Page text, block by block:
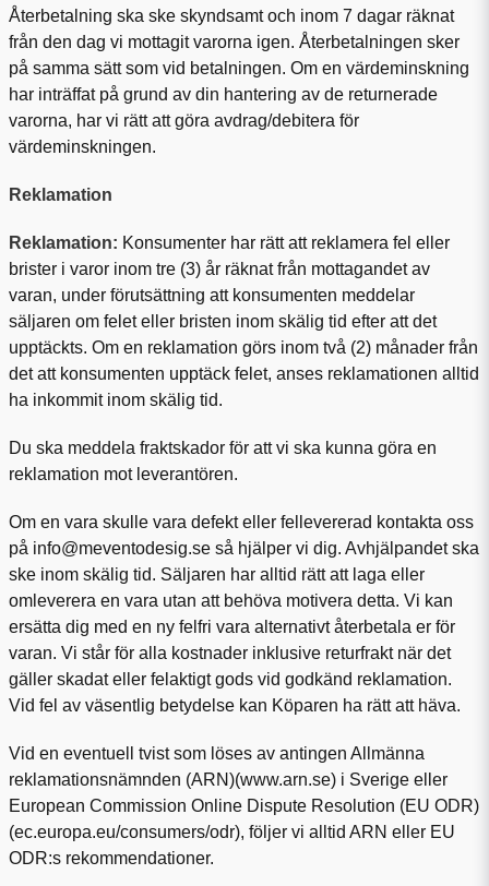
Återbetalning ska ske skyndsamt och inom 7 dagar räknat
från den dag vi mottagit varorna igen. Återbetalningen sker
på samma sätt som vid betalningen. Om en värdeminskning
har inträffat på grund av din hantering av de returnerade
varorna, har vi rätt att göra avdrag/debitera för
värdeminskningen.
Reklamation
Reklamation: Konsumenter har rätt att reklamera fel eller
brister i varor inom tre (3) år räknat från mottagandet av
varan, under förutsättning att konsumenten meddelar
säljaren om felet eller bristen inom skälig tid efter att det
upptäckts. Om en reklamation görs inom två (2) månader från
det att konsumenten upptäck felet, anses reklamationen alltid
ha inkommit inom skälig tid.
Du ska meddela fraktskador för att vi ska kunna göra en
reklamation mot leverantören.
Om en vara skulle vara defekt eller fellevererad kontakta oss
på info@meventodesig.se så hjälper vi dig. Avhjälpandet ska
ske inom skälig tid. Säljaren har alltid rätt att laga eller
omleverera en vara utan att behöva motivera detta. Vi kan
ersätta dig med en ny felfri vara alternativt återbetala er för
varan. Vi står för alla kostnader inklusive returfrakt när det
gäller skadat eller felaktigt gods vid godkänd reklamation.
Vid fel av väsentlig betydelse kan Köparen ha rätt att häva.
Vid en eventuell tvist som löses av antingen Allmänna
reklamationsnämnden (ARN)(www.arn.se) i Sverige eller
European Commission Online Dispute Resolution (EU ODR)
(ec.europa.eu/consumers/odr), följer vi alltid ARN eller EU
ODR:s rekommendationer.